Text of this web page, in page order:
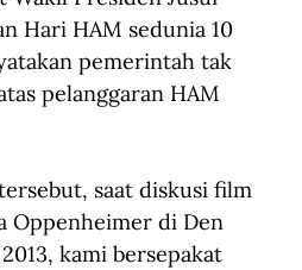
Hari HAM sedunia 10
pemerintah tak
pelanggaran HAM
saat diskusi film
Oppenheimer di Den
kami bersepakat